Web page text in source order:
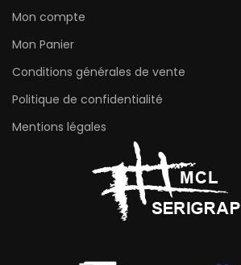
Mon compte
Mon Panier
Conditions générales de vente
Politique de confidentialité
Mentions légales